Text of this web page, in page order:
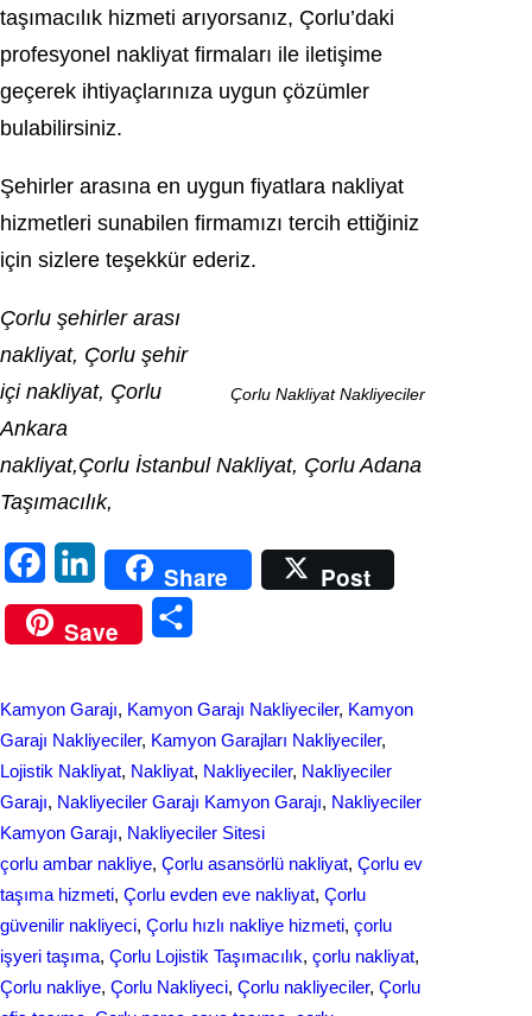
taşımacılık hizmeti arıyorsanız, Çorlu’daki
profesyonel nakliyat firmaları ile iletişime
geçerek ihtiyaçlarınıza uygun çözümler
bulabilirsiniz.
Şehirler arasına en uygun fiyatlara nakliyat
hizmetleri sunabilen firmamızı tercih ettiğiniz
için sizlere teşekkür ederiz.
Çorlu Nakliyat Nakliyeciler
Çorlu şehirler arası
nakliyat, Çorlu şehir
içi nakliyat, Çorlu
Ankara
nakliyat,Çorlu İstanbul Nakliyat, Çorlu Adana
Taşımacılık,
a
c
o
o
k
i
n
d
I
n
Share
Post
Save
r
e
Kamyon Garajı, Kamyon Garajı Nakliyeciler, Kamyon
Garajı Nakliyeciler, Kamyon Garajları Nakliyeciler
Lojistik Nakliyat, Nakliyat, Nakliyeciler, Nakliyeciler
Garajı, Nakliyeciler Garajı Kamyon Garajı, Nakliyeciler
Kamyon Garajı, Nakliyeciler Sitesi
çorlu ambar nakliye, Çorlu asansörlü nakliyat, Çorlu ev
taşıma hizmeti, Çorlu evden eve nakliyat, Çorlu
güvenilir nakliyeci, Çorlu hızlı nakliye hizmeti, çorlu
işyeri taşıma, Çorlu Lojistik Taşımacılık, çorlu nakliyat
Çorlu nakliye, Çorlu Nakliyeci, Çorlu nakliyeciler, Çorlu